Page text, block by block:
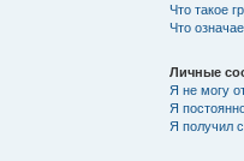
Что такое
Что
Личные
Я не могу
Я
Я получил